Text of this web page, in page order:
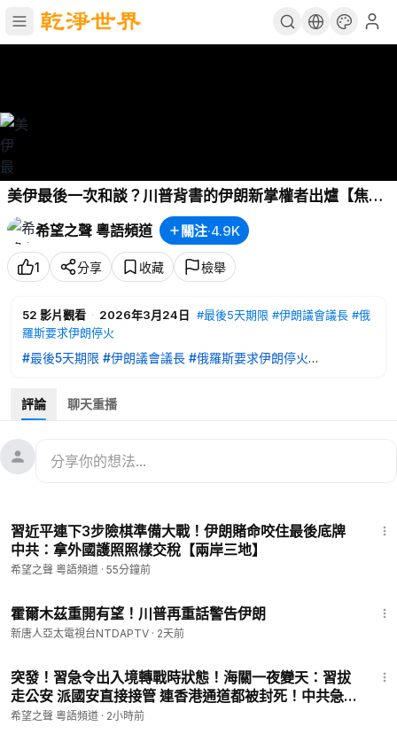
美伊最後一次和談？川普背書的伊朗新掌權者出爐【焦點
解讀】
希望之聲 粵語頻道
關注·4.9K
1 分享 收藏 檢舉
52 影片觀看 · 2026年3月24日 #最後5天期限 #伊朗議會議長 #俄
羅斯要求伊朗停火
#最後5天期限 #伊朗議會議長 #俄羅斯要求伊朗停火
01:11
22:06 伊朗議會議長或成為美國背書領導人
27:48
47:03 川普：霍爾木茲未來將由美伊共同控制
52:00 中東戰爭「受益者」俄羅斯突然要求伊朗立即停火
——————————————
💟捐助我們 ►https://donorbox.org/soh-tv-2
🌱 健康520 ►https://healthcare520.com/
評論 聊天重播
習近平連下3步險棋準備大戰！伊朗賭命咬住最後底牌
中共：拿外國護照照樣交稅【兩岸三地】
希望之聲 粵語頻道 · 55分鐘前
霍爾木茲重開有望！川普再重話警告伊朗
新唐人亞太電視台NTDAPTV · 2天前
突發！習急令出入境轉戰時狀態！海關一夜變天：習拔
走公安 派國安直接接管 連香港通道都被封死！中共急追
討疫情封口費 收割馬雲等10大中國頂級富豪海外資產！
希望之聲 粵語頻道 · 2小時前